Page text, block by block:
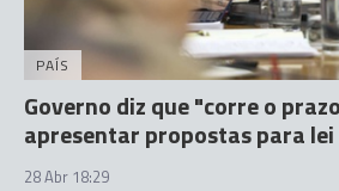
PAÍS
Governo diz que "corre o
apresentar propostas para
28 Abr 18:29